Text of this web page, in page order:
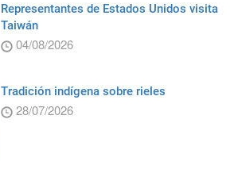
Representantes de Estados Unidos visita
Taiwán
04/08/2026
Tradición indígena sobre rieles
28/07/2026